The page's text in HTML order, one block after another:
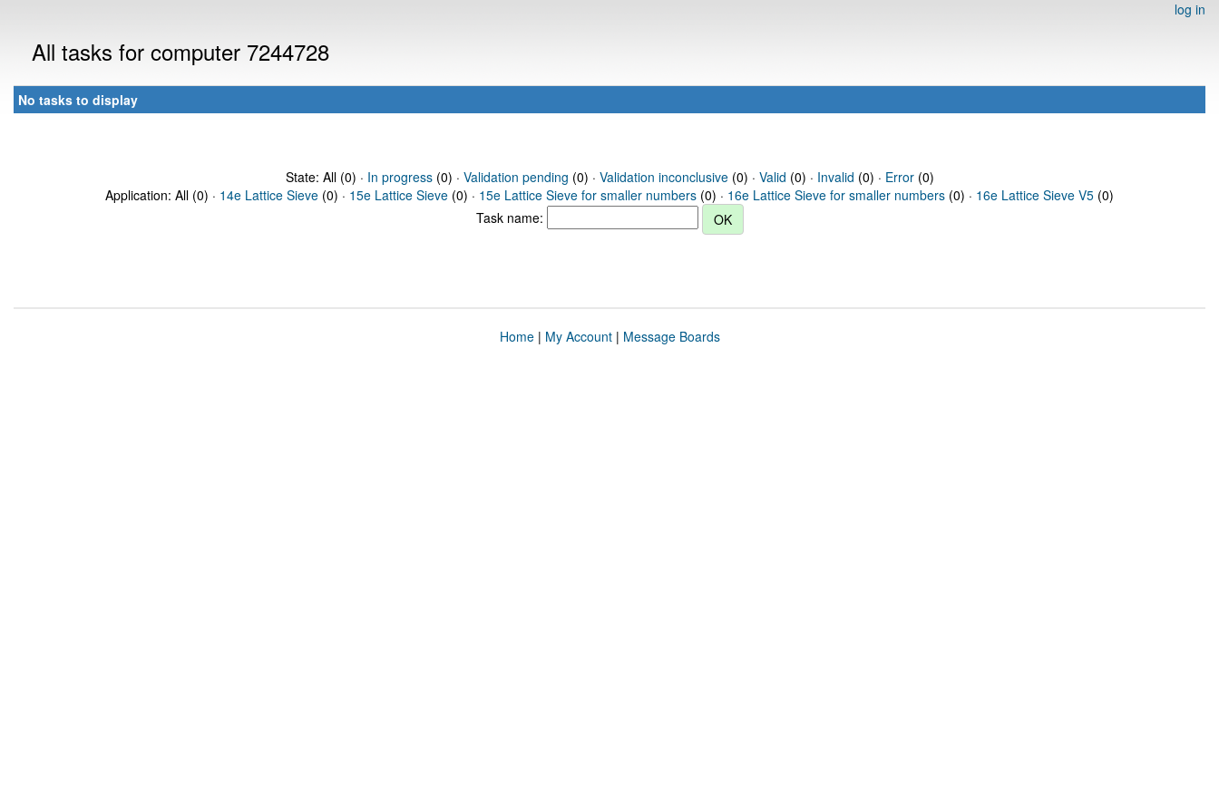
log in
All tasks for computer 7244728
No tasks to display
State: All (0) · In progress(0) · Validation pending (0) · Validation inconclusive(0) · Valid (0) · Invalid (0) · Error(0)
Application: All (0) · 14e Lattice Sieve (0) · 15e Lattice Sieve (0) · 15e Lattice Sieve for smaller numbers (0) · 16e Lattice Sieve for smaller numbers (0) · 16e Lattice Sieve V5 (0)
Task name:
Home| My Account| Message Boards